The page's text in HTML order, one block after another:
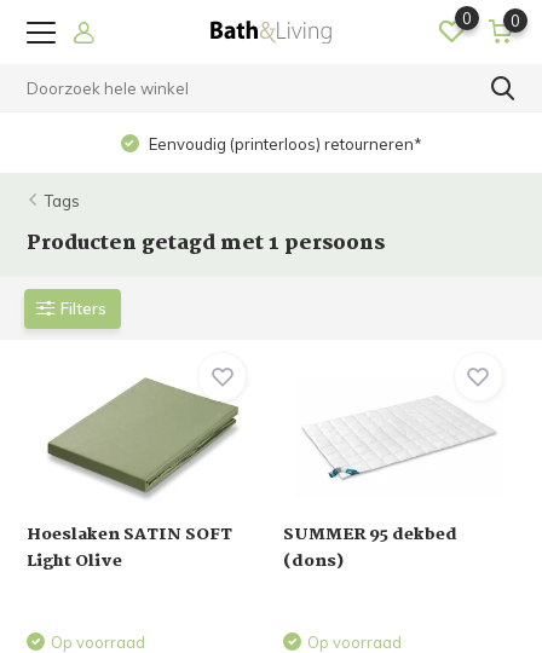
0 0
Op werkdagen voor 15.00 uur besteld? Dezelfde dag
verzonden!
Tags
Producten getagd met 1 persoons
Filters
Hoeslaken SATIN SOFT
Light Olive
Op voorraad
SUMMER 95 dekbed
(dons)
Op voorraad